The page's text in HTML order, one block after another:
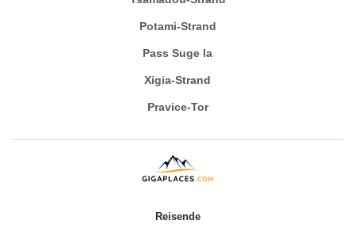
Potami-Strand
Pass Suge la
Xigia-Strand
Pravice-Tor
Reisende